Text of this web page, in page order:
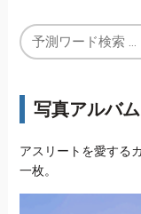
写真アルバム
アスリートを愛する
一枚。